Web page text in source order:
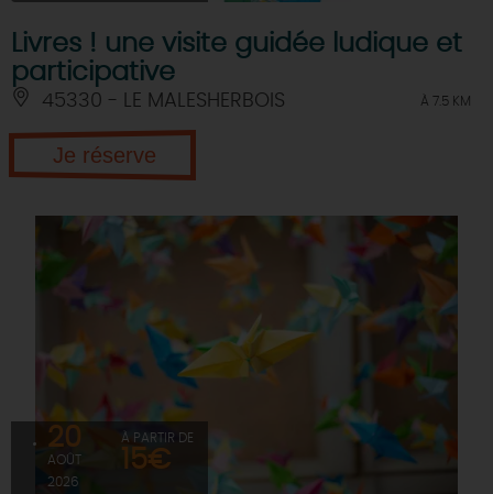
Livres ! une visite guidée ludique et
participative
45330 - LE MALESHERBOIS À 7.5 KM
Je réserve
20
AOÛT
2026
À PARTIR DE
15€